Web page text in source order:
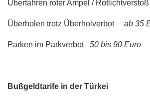
Überfahren roter Ampel /
Überholen trotz Überholverbot ab 35
Parken im Parkverbot 50 bis 90 Euro
Bußgeldtarife in der Türkei